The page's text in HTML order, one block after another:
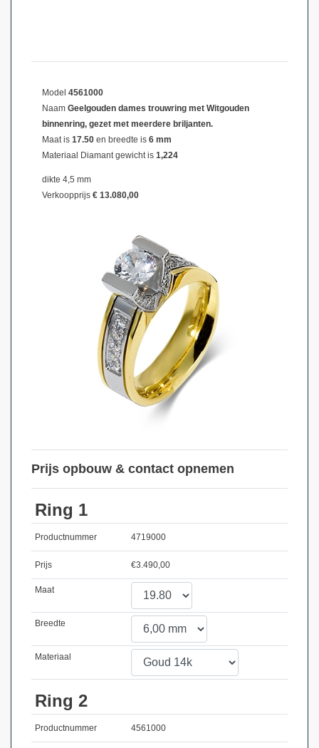
Model 4561000
Naam Geelgouden dames trouwring met Witgouden
binnenring, gezet met meerdere briljanten.
Maat is 17.50 en breedte is 6 mm
Materiaal Diamant gewicht is 1,224
dikte 4,5 mm
Verkoopprijs € 13.080,00
Prijs opbouw & contact opnemen
Ring 1
Productnummer 4719000
Prijs €3.490,00
Maat
Breedte
Materiaal
Ring 2
Productnummer 4561000